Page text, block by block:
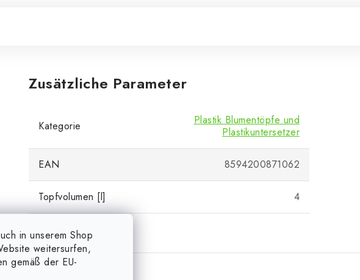
in unserem Shop
weitersurfen,
gemäß der EU-
Zusätzliche Parameter
Kategorie
Plastik Blumentöpfe und
Plastikuntersetzer
EAN 8594200871062
Topfvolumen [l] 4